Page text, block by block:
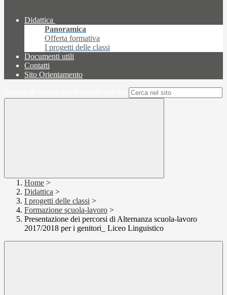
Didattica
Panoramica
Offerta formativa
I progetti delle classi
Documenti utili
Contatti
Sito Orientamento
Home >
Didattica >
I progetti delle classi >
Formazione scuola-lavoro >
Presentazione dei percorsi di Alternanza scuola-lavoro
2017/2018 per i genitori_ Liceo Linguistico